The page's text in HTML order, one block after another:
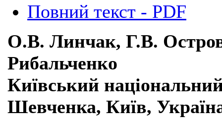
Повний текст - PDF
О.В. Линчак, Г.В.
Рибальченко
Київський
Шевченка, Київ,